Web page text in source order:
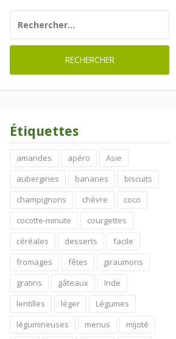
Étiquettes
amandes apéro
Asie
aubergines
bananes
biscuits
champignons
chèvre
coco
cocotte-minute
courgettes
céréales
desserts
facile
fromages
fêtes
giraumons
gratins
gâteaux
Inde
lentilles
léger
Légumes
légumineuses
menus
mijoté